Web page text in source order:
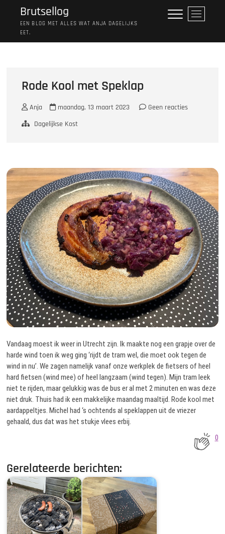
Brutsellog
EEN BLOG MET ALLES WAT ANJA DAGELIJKS
EET.
M
e
Rode Kool met Speklap
Anja maandag, 13 maart 2023
Geen reacties
Dagelijkse Kost
Vandaag moest ik weer in Utrecht zijn. Ik maakte nog een grapje over de
harde wind toen ik weg ging ‘rijdt de tram wel, die moet ook tegen de
wind in nu’. We zagen namelijk vanaf onze werkplek de fietsers of heel
hard fietsen (wind mee) of heel langzaam (wind tegen). Mijn tram leek
niet te rijden, maar gelukkig was de bus er al met 2 minuten en was deze
niet druk. Thuis had ik een makkelijke maandag maaltijd. Rode kool met
aardappeltjes. Michel had ‘s ochtends al speklappen uit de vriezer
gehaald, dus dat was het stukje vlees erbij.
0
Gerelateerde berichten: